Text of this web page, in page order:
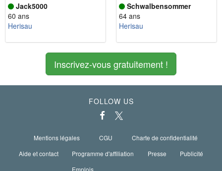
Jack5000
60 ans
Herisau
Schwalbensommer
64 ans
Herisau
Inscrivez-vous gratuitement !
FOLLOW US
Mentions légales CGU
Charte de confidentialité
Aide et contact
Programme d'affiliation Presse
Publicité
Emplois